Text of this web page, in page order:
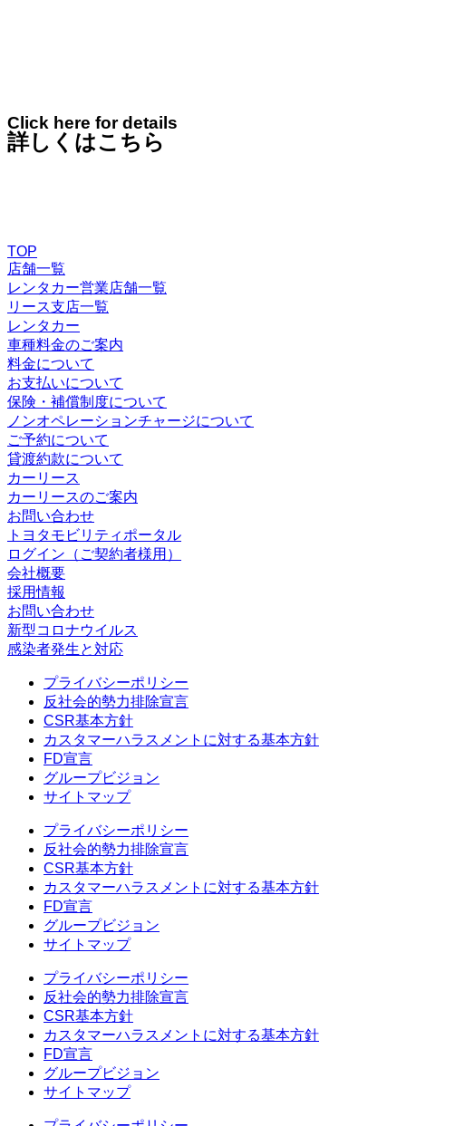
Click here for details
詳しくはこちら
TOP
店舗一覧
レンタカー営業店舗一覧
リース支店一覧
レンタカー
車種料金のご案内
料金について
お支払いについて
保険・補償制度について
ノンオペレーションチャージについて
ご予約について
貸渡約款について
カーリース
カーリースのご案内
お問い合わせ
トヨタモビリティポータル
ログイン（ご契約者様用）
会社概要
採用情報
お問い合わせ
新型コロナウイルス
感染者発生と対応
プライバシーポリシー
反社会的勢力排除宣言
CSR基本方針
カスタマーハラスメントに対する基本方針
FD宣言
グループビジョン
サイトマップ
プライバシーポリシー
反社会的勢力排除宣言
CSR基本方針
カスタマーハラスメントに対する基本方針
FD宣言
グループビジョン
サイトマップ
プライバシーポリシー
反社会的勢力排除宣言
CSR基本方針
カスタマーハラスメントに対する基本方針
FD宣言
グループビジョン
サイトマップ